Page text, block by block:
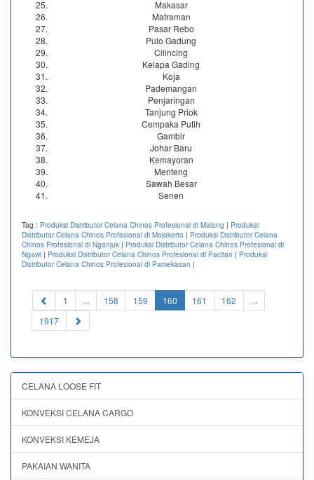
Makasar
Matraman
Pasar Rebo
Pulo Gadung
Cilincing
Kelapa Gading
Koja
Pademangan
Penjaringan
Tanjung Priok
Cempaka Putih
Gambir
Johar Baru
Kemayoran
Menteng
Sawah Besar
Senen
Tag : Produksi Distributor Celana Chinos Profesional di Malang | Produksi
Distributor Celana Chinos Profesional di Mojokerto | Produksi Distributor Celana
Chinos Profesional di Nganjuk | Produksi Distributor Celana Chinos Profesional di
Ngawi | Produksi Distributor Celana Chinos Profesional di Pacitan | Produksi
Distributor Celana Chinos Profesional di Pamekasan |
1 ... 158 159 160 (current)
161 162
...
1917
CELANA LOOSE FIT
KONVEKSI CELANA CARGO
KONVEKSI KEMEJA
PAKAIAN WANITA